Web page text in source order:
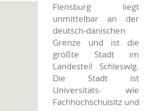
Flensburg liegt
unmittelbar an der
deutsch-dänischen
Grenze und ist die
größte Stadt im
Landesteil Schleswig.
Die Stadt ist
Universitäts- wie
Fachhochschulsitz und